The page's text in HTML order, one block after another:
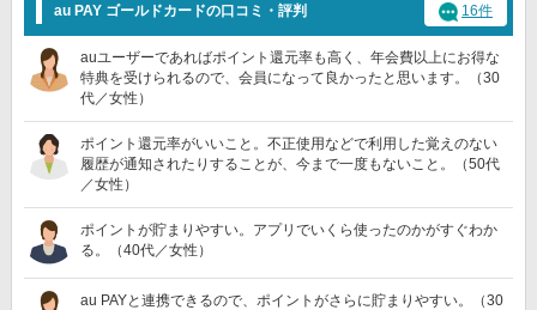
au PAY ゴールドカードの口コミ・評判 16件
auユーザーであればポイント還元率も高く、年会費以上にお得な
特典を受けられるので、会員になって良かったと思います。（30
代／女性）
ポイント還元率がいいこと。不正使用などで利用した覚えのない
履歴が通知されたりすることが、今まで一度もないこと。（50代
／女性）
ポイントが貯まりやすい。アプリでいくら使ったのかがすぐわか
る。（40代／女性）
au PAYと連携できるので、ポイントがさらに貯まりやすい。（30